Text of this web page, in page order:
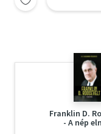
Franklin D.
- A nép